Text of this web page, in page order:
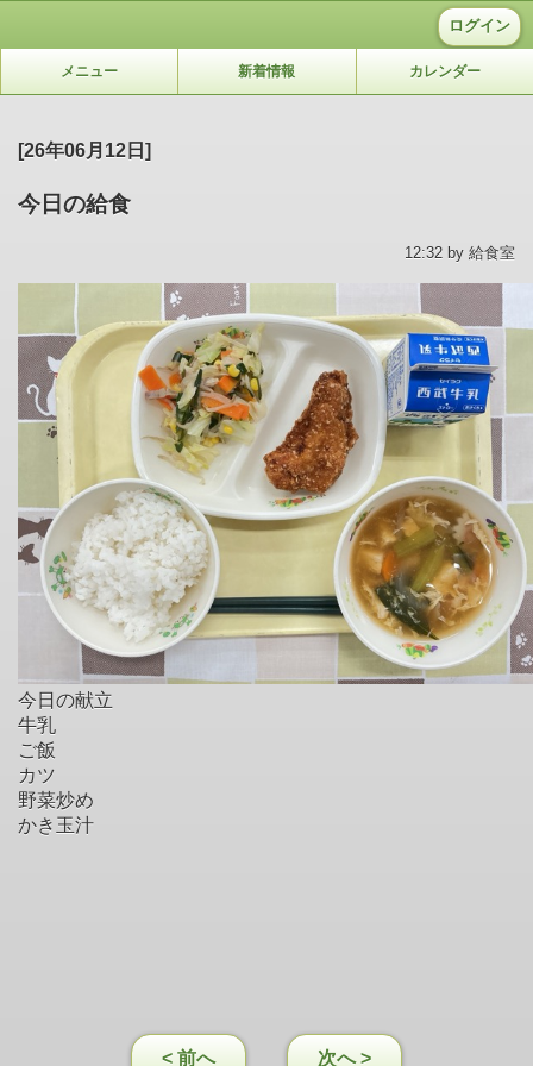
ログイン
メニュー 新着情報 カレンダー
[26年06月12日]
今日の給食
12:32 by 給食室
今日の献立
牛乳
ご飯
カツ
野菜炒め
かき玉汁
< 前へ 次へ >